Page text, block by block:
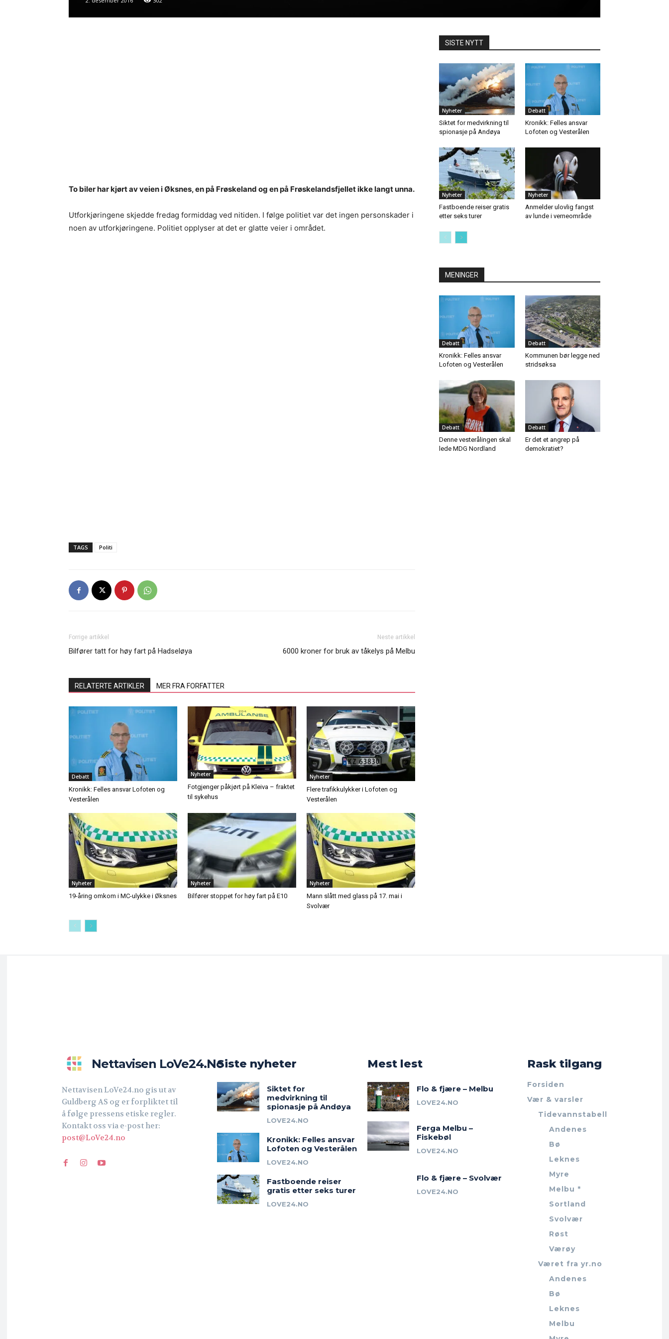
To biler har kjørt av veien i Øksnes, en på Frøskeland og en på Frøskelandsfjellet ikke langt unna.
Utforkjøringene skjedde fredag formiddag ved nitiden. I følge politiet var det ingen personskader i
noen av utforkjøringene. Politiet opplyser at det er glatte veier i området.
TAGS Politi
Forrige artikkel
Bilfører tatt for høy fart på Hadseløya
Neste artikkel
6000 kroner for bruk av tåkelys på Melbu
RELATERTE ARTIKLER MER FRA FORFATTER
Debatt
Kronikk: Felles ansvar Lofoten og
Vesterålen
Nyheter
Fotgjenger påkjørt på Kleiva – fraktet
til sykehus
Nyheter
Flere trafikkulykker i Lofoten og
Vesterålen
Nyheter
19-åring omkom i MC-ulykke i Øksnes
Nyheter
Bilfører stoppet for høy fart på E10
Nyheter
Mann slått med glass på 17. mai i
Svolvær
SISTE NYTT
Nyheter
Siktet for medvirkning til
spionasje på Andøya
Debatt
Kronikk: Felles ansvar
Lofoten og Vesterålen
Nyheter
Fastboende reiser gratis
etter seks turer
Nyheter
Anmelder ulovlig fangst
av lunde i verneområde
MENINGER
Debatt
Kronikk: Felles ansvar
Lofoten og Vesterålen
Debatt
Kommunen bør legge ned
stridsøksa
Debatt
Denne vesterålingen skal
lede MDG Nordland
Debatt
Er det et angrep på
demokratiet?
Nettavisen LoVe24.no
Nettavisen LoVe24.no gis ut av
Guldberg AS og er forpliktet til
å følge pressens etiske regler.
Kontakt oss via e-post her:
post@LoVe24.no
Siste nyheter
Siktet for
medvirkning til
spionasje på Andøya
LOVE24.NO
Kronikk: Felles ansvar
Lofoten og Vesterålen
LOVE24.NO
Fastboende reiser
gratis etter seks turer
LOVE24.NO
Mest lest
Flo & fjære – Melbu
LOVE24.NO
Ferga Melbu –
Fiskebøl
LOVE24.NO
Flo & fjære – Svolvær
LOVE24.NO
Rask tilgang
Forsiden
Vær & varsler
Tidevannstabell
Andenes
Bø
Leknes
Myre
Melbu *
Sortland
Svolvær
Røst
Værøy
Været fra yr.no
Andenes
Bø
Leknes
Melbu